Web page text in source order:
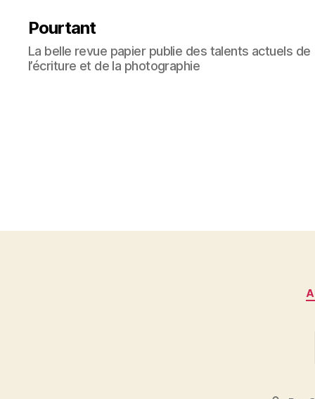
Pourtant
La belle revue papier publie des talents actuels de
l’écriture et de la photographie